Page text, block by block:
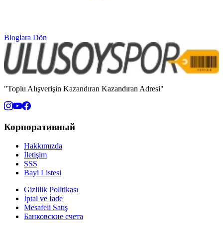
Bloglara Dön
"Toplu Alışverişin Kazandıran Kazandıran Adresi"
Корпоративный
Hakkımızda
İletişim
SSS
Bayi Listesi
Gizlilik Politikası
İptal ve İade
Mesafeli Satış
Банковские счета